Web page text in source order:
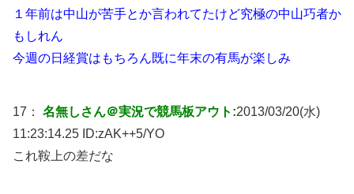
１年前は中山が苦手とか言われてたけど究極の中山巧者か
もしれん
今週の日経賞はもちろん既に年末の有馬が楽しみ
17： 名無しさん＠実況で競馬板アウト:2013/03/20(水)
11:23:14.25 ID:zAK++5/YO
これ鞍上の差だな